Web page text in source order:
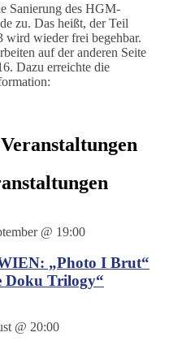
Sanierung des HGM-
zu. Das heißt, der Teil
wird wieder frei begehbar.
auf der anderen Seite
Dazu erreichte die
@ 19:00
„Photo I Brut“
Doku Trilogy“
@ 20:00